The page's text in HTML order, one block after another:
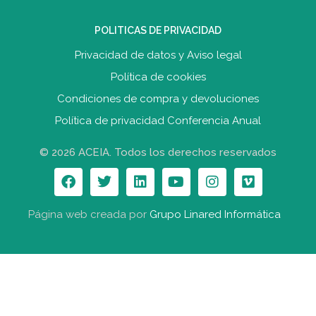
POLITICAS DE PRIVACIDAD
Privacidad de datos y Aviso legal
Política de cookies
Condiciones de compra y devoluciones
Política de privacidad Conferencia Anual
© 2026 ACEIA. Todos los derechos reservados
Página web creada por Grupo Linared Informática